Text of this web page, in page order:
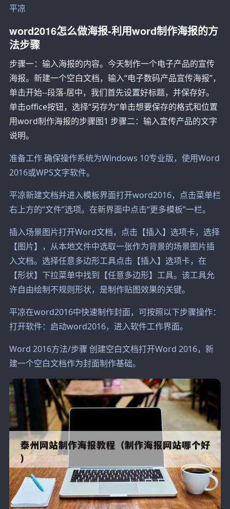
平凉
word2016怎么做海报-利用word制作海报的方
法步骤
步骤一：输入海报的内容。今天制作一个电子产品的宣传
海报。新建一个空白文档，输入“电子数码产品宣传海报”，
单击开始--段落-居中，我们首先设置好标题，并保存好。
单击office按钮，选择“另存为”单击想要保存的格式和位置
用word制作海报的步骤图1 步骤二：输入宣传产品的文字
说明。
准备工作 确保操作系统为Windows 10专业版，使用Word
2016或WPS文字软件。
平凉新建文档并进入模板界面打开word2016，点击菜单栏
右上方的“文件”选项。在新界面中点击“更多模板”一栏。
插入场景图片打开Word文档，点击【插入】选项卡，选择
【图片】，从本地文件中选取一张作为背景的场景图片插
入文档。选择任意多边形工具点击【插入】选项卡，在
【形状】下拉菜单中找到【任意多边形】工具。该工具允
许自由绘制不规则形状，是制作贴图效果的关键。
平凉在word2016中快速制作封面，可按照以下步骤操作：
打开软件：启动word2016，进入软件工作界面。
Word 2016方法/步骤 创建空白文档打开Word 2016，新
建一个空白文档作为封面制作基础。